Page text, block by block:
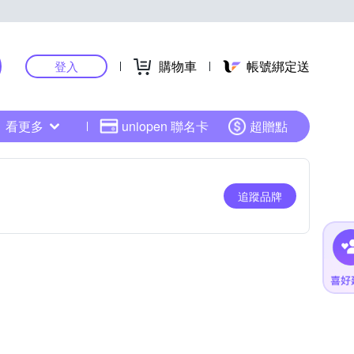
登入 購物車 帳號綁定送
看更多 uniopen 聯名卡 超贈點
追蹤品牌